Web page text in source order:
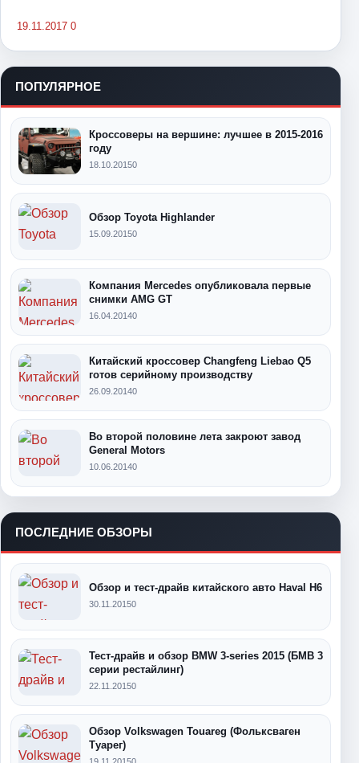
19.11.2017 0
ПОПУЛЯРНОЕ
Кроссоверы на вершине: лучшее в 2015-2016
году
18.10.20150
Обзор Toyota Highlander
15.09.20150
Компания Mercedes опубликовала первые
снимки AMG GT
16.04.20140
Китайский кроссовер Changfeng Liebao Q5
готов серийному производству
26.09.20140
Во второй половине лета закроют завод
General Motors
10.06.20140
ПОСЛЕДНИЕ ОБЗОРЫ
Обзор и тест-драйв китайского авто Haval H6
30.11.20150
Тест-драйв и обзор BMW 3-series 2015 (БМВ 3
серии рестайлинг)
22.11.20150
Обзор Volkswagen Touareg (Фольксваген
Туарег)